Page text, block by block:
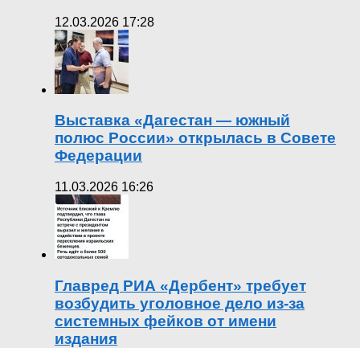
12.03.2026 17:28
Выставка «Дагестан — южный
полюс России» открылась в Совете
Федерации
11.03.2026 16:26
Главред РИА «Дербент» требует
возбудить уголовное дело из-за
системных фейков от имени
издания